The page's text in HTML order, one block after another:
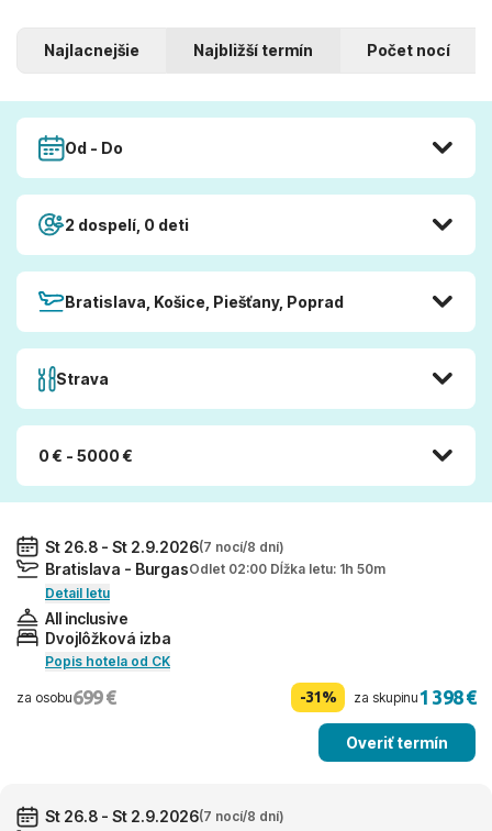
Najlacnejšie Najbližší termín Počet nocí
Od - Do
2 dospelí, 0 deti
Bratislava, Košice, Piešťany, Poprad
Strava
0 € - 5000 €
St 26.8 - St 2.9.2026(7 nocí/8 dní)
Bratislava - BurgasOdlet 02:00 Dĺžka letu: 1h 50m
Detail letu
All inclusive
Dvojlôžková izba
Popis hotela od CK
za osobu699 € -31% za skupinu1 398 €
Overiť termín
St 26.8 - St 2.9.2026(7 nocí/8 dní)